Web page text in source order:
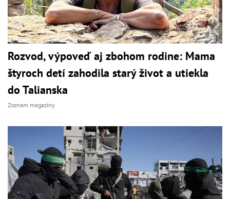
Rozvod, výpoveď aj zbohom rodine: Mama
štyroch detí zahodila starý život a utiekla
do Talianska
Zoznam magazíny